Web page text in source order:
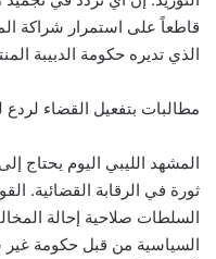
قاطعاً على استمرار شراكة
الذي تديره حكومة الدبيبة
مطالبات بتفعيل القضاء
المشهد الليبي اليوم يحتاج
ثورة في الرقابة القضائية.
السلطات صلاحية إحالة
السياسية من قبل حكومة